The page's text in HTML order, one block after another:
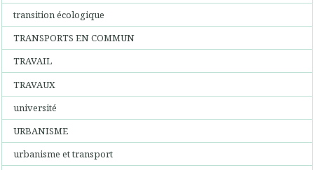
transition écologique
TRANSPORTS EN COMMUN
TRAVAIL
TRAVAUX
université
URBANISME
urbanisme et transport